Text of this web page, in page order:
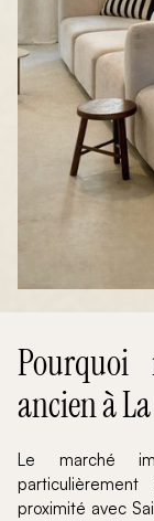
Pourquoi
ancien à
Le marché
proximité avec